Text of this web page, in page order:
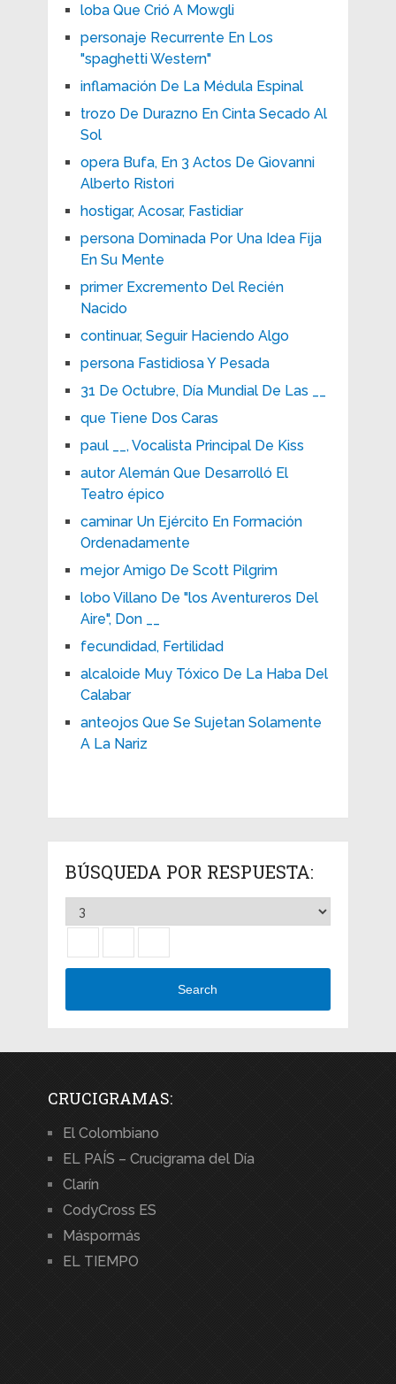
loba Que Crió A Mowgli
personaje Recurrente En Los
"spaghetti Western"
inflamación De La Médula Espinal
trozo De Durazno En Cinta Secado Al
Sol
opera Bufa, En 3 Actos De Giovanni
Alberto Ristori
hostigar, Acosar, Fastidiar
persona Dominada Por Una Idea Fija
En Su Mente
primer Excremento Del Recién
Nacido
continuar, Seguir Haciendo Algo
persona Fastidiosa Y Pesada
31 De Octubre, Día Mundial De Las __
que Tiene Dos Caras
paul __, Vocalista Principal De Kiss
autor Alemán Que Desarrolló El
Teatro épico
caminar Un Ejército En Formación
Ordenadamente
mejor Amigo De Scott Pilgrim
lobo Villano De "los Aventureros Del
Aire", Don __
fecundidad, Fertilidad
alcaloide Muy Tóxico De La Haba Del
Calabar
anteojos Que Se Sujetan Solamente
A La Nariz
BÚSQUEDA POR RESPUESTA:
Search
CRUCIGRAMAS:
El Colombiano
EL PAÍS – Crucigrama del Día
Clarín
CodyCross ES
Máspormás
EL TIEMPO